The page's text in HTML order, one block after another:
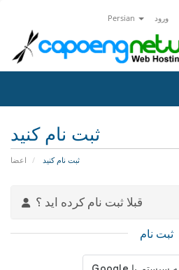
Persian ورود
ثبت نام کنید
اعضا ثبت نام کنید
قبلا ثبت نام کرده اید ؟
ثبت نام